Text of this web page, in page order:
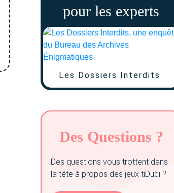
pour les experts
Les Dossiers Interdits
Des Questions ?
Des questions vous trottent dans
la tête à propos des jeux tiDudi ?